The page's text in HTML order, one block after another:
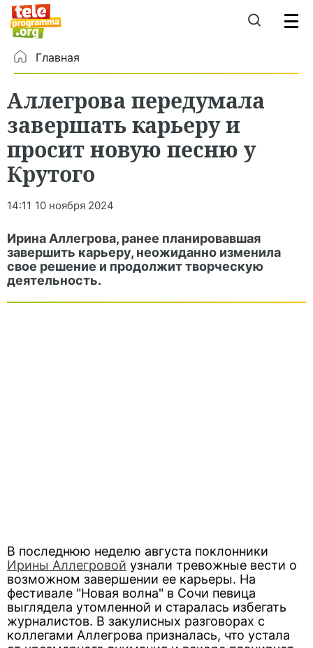
Главная
Аллегрова передумала
завершать карьеру и
просит новую песню у
Крутого
14:11 10 ноября 2024
Ирина Аллегрова, ранее планировавшая
завершить карьеру, неожиданно изменила
свое решение и продолжит творческую
деятельность.
В последнюю неделю августа поклонники
Ирины Аллегровой узнали тревожные вести о
возможном завершении ее карьеры. На
фестивале "Новая волна" в Сочи певица
выглядела утомленной и старалась избегать
журналистов. В закулисных разговорах с
коллегами Аллегрова призналась, что устала